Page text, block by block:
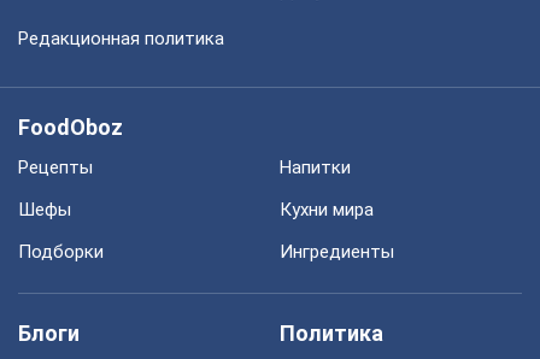
Редакционная политика
FoodOboz
Рецепты
Напитки
Шефы
Кухни мира
Подборки
Ингредиенты
Блоги Политика